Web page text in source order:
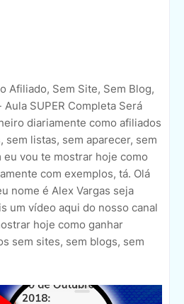
Afiliado, Sem Site, Sem Blog,
SUPER Completa Será
diariamente como afiliados
sem listas, sem aparecer, sem
eu vou te mostrar hoje como
com exemplos, tá. Olá
nome é Alex Vargas seja
um vídeo aqui do nosso canal
hoje como ganhar
sem sites, sem blogs, sem